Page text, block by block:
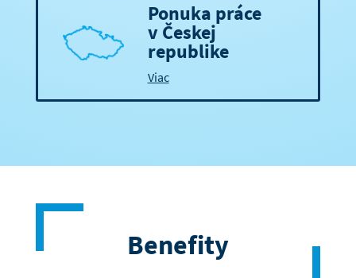
Ponuka práce
v Českej
republike
Viac
Benefity